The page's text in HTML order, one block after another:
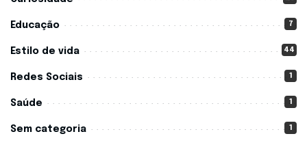
Educação 7
Estilo de vida 44
Redes Sociais 1
Saúde 1
Sem categoria 1